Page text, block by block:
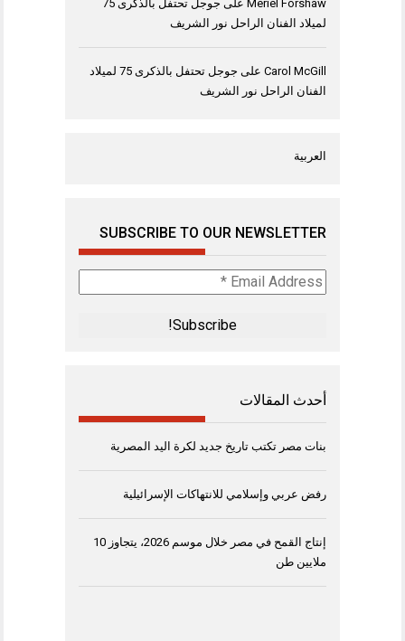
Meriel Forshaw على
جوجل تحتفل بالذكرى 75
لميلاد الفنان الراحل نور الشريف
Carol McGill على
جوجل تحتفل بالذكرى 75 لميلاد
الفنان الراحل نور الشريف
العربية
SUBSCRIBE TO OUR NEWSLETTER
Email
Address
أحدث المقالات
بنات مصر تكتب تاريخ جديد لكرة اليد المصرية
رفض عربي وإسلامي للانتهاكات الإسرائيلية
إنتاج القمح في مصر خلال موسم 2026، يتجاوز 10
ملايين طن